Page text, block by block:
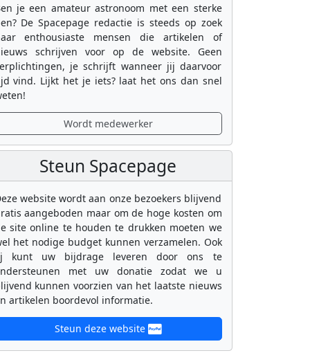
je een amateur astronoom met een sterke
De Spacepage redactie is steeds op zoek
enthousiaste mensen die artikelen of
schrijven voor op de website. Geen
je schrijft wanneer jij daarvoor
vind. Lijkt het je iets? laat het ons dan snel
Wordt medewerker
Steun Spacepage
website wordt aan onze bezoekers blijvend
aangeboden maar om de hoge kosten om
site online te houden te drukken moeten we
het nodige budget kunnen verzamelen. Ook
kunt uw bijdrage leveren door ons te
met uw donatie zodat we u
kunnen voorzien van het laatste nieuws
artikelen boordevol informatie.
Steun deze website